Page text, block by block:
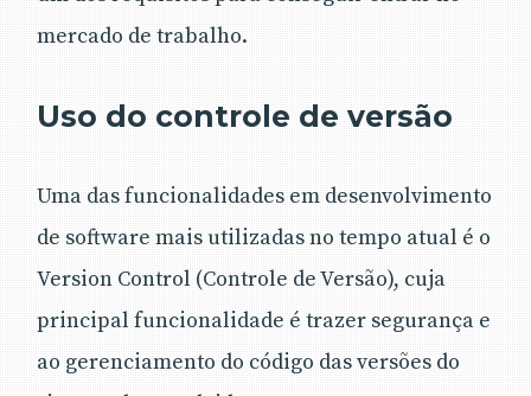
mercado de trabalho.
Uso do controle de versão
Uma das funcionalidades em desenvolvimento
de software mais utilizadas no tempo atual é o
Version Control (Controle de Versão), cuja
principal funcionalidade é trazer segurança e
ao gerenciamento do código das versões do